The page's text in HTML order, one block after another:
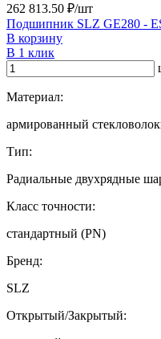
262 813.50 ₽/шт
Подшипник SLZ GE280 -
В корзину
В 1 клик
Материал:
армированный
Тип:
Радиальные двухрядные
Класс точности:
стандартный (PN)
Бренд:
SLZ
Открытый/Закрытый: